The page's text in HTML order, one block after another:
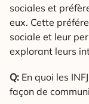
sociales et
eux. Cette
sociale et leur
explorant leurs
Q: En quoi les
façon de